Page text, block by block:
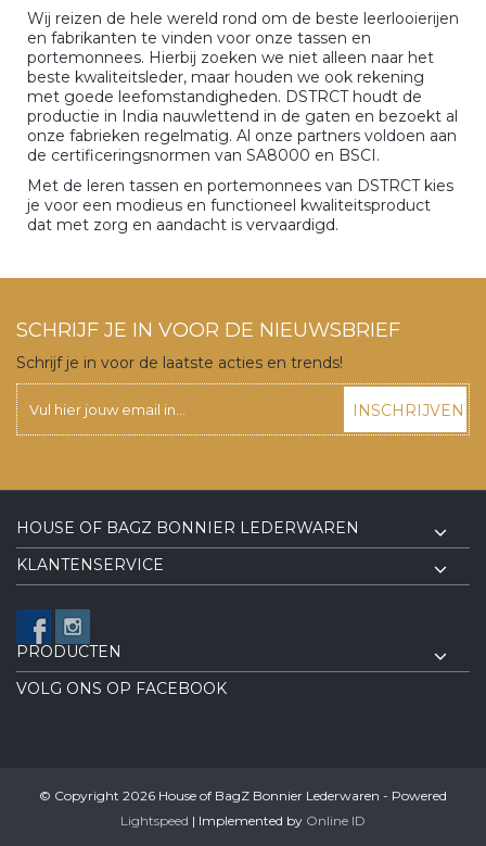
Wij reizen de hele wereld rond om de beste leerlooierijen
en fabrikanten te vinden voor onze tassen en
portemonnees. Hierbij zoeken we niet alleen naar het
beste kwaliteitsleder, maar houden we ook rekening
met goede leefomstandigheden. DSTRCT houdt de
productie in India nauwlettend in de gaten en bezoekt al
onze fabrieken regelmatig. Al onze partners voldoen aan
de certificeringsnormen van SA8000 en BSCI.
Met de leren tassen en portemonnees van DSTRCT kies
je voor een modieus en functioneel kwaliteitsproduct
dat met zorg en aandacht is vervaardigd.
SCHRIJF JE IN VOOR DE NIEUWSBRIEF
Schrijf je in voor de laatste acties en trends!
INSCHRIJVEN
HOUSE OF BAGZ BONNIER LEDERWAREN
KLANTENSERVICE
PRODUCTEN
VOLG ONS OP FACEBOOK
© Copyright 2026 House of BagZ Bonnier Lederwaren - Powered
Lightspeed | Implemented by Online ID